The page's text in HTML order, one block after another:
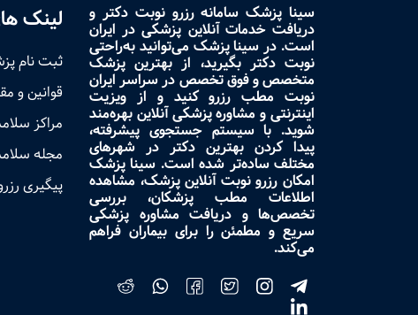
سینا پزشک سامانه رزرو نوبت دکتر و
دریافت خدمات آنلاین پزشکی در ایران
است. در سینا پزشک می‌توانید به‌راحتی
نوبت دکتر بگیرید، از بهترین پزشک
متخصص و فوق تخصص در سراسر ایران
نوبت مطب رزرو کنید و از ویزیت
اینترنتی و مشاوره پزشکی آنلاین بهره‌مند
شوید. با سیستم جستجوی پیشرفته،
پیدا کردن بهترین دکتر در شهرهای
مختلف ساده‌تر شده است. سینا پزشک
امکان رزرو نوبت آنلاین پزشک، مشاهده
اطلاعات مطب پزشکان، بررسی
تخصص‌ها و دریافت مشاوره پزشکی
سریع و مطمئن را برای بیماران فراهم
می‌کند.
لینک
ثبت نام
قوانین و
مراکز
مجله
پیگیری